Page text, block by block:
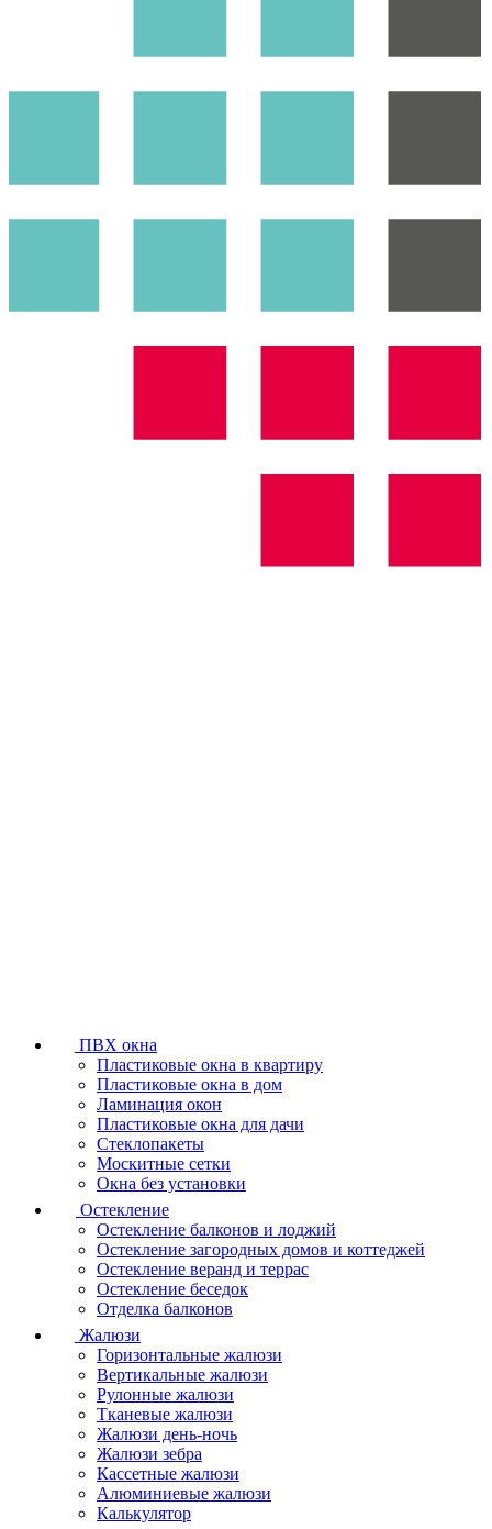
ПВХ окна
Пластиковые окна в квартиру
Пластиковые окна в дом
Ламинация окон
Пластиковые окна для дачи
Стеклопакеты
Москитные сетки
Окна без установки
Остекление
Остекление балконов и лоджий
Остекление загородных домов и коттеджей
Остекление веранд и террас
Остекление беседок
Отделка балконов
Жалюзи
Горизонтальные жалюзи
Вертикальные жалюзи
Рулонные жалюзи
Тканевые жалюзи
Жалюзи день-ночь
Жалюзи зебра
Кассетные жалюзи
Алюминиевые жалюзи
Калькулятор